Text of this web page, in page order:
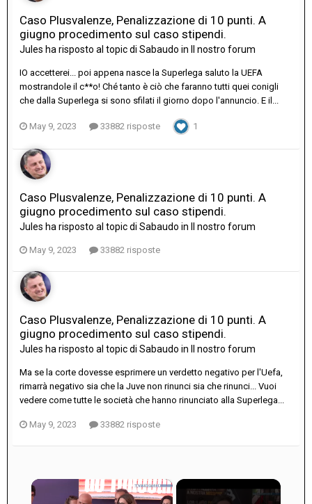
Caso Plusvalenze, Penalizzazione di 10 punti. A
giugno procedimento sul caso stipendi.
Jules ha risposto al topic di Sabaudo in Il nostro forum
IO accetterei... poi appena nasce la Superlega saluto la UEFA
mostrandole il c**o! Ché tanto è ciò che faranno tutti quei conigli
che dalla Superlega si sono sfilati il giorno dopo l'annuncio. E il...
May 9, 2023 33882 risposte 1
Caso Plusvalenze, Penalizzazione di 10 punti. A
giugno procedimento sul caso stipendi.
Jules ha risposto al topic di Sabaudo in Il nostro forum
May 9, 2023 33882 risposte
Caso Plusvalenze, Penalizzazione di 10 punti. A
giugno procedimento sul caso stipendi.
Jules ha risposto al topic di Sabaudo in Il nostro forum
Ma se la corte dovesse esprimere un verdetto negativo per l'Uefa,
rimarrà negativo sia che la Juve non rinunci sia che rinunci... Vuoi
vedere come tutte le società che hanno rinunciato alla Superlega...
May 9, 2023 33882 risposte
×